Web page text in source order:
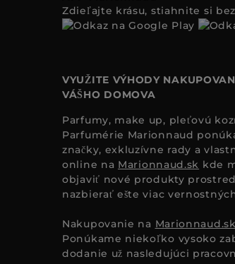
Zdieľajte krásu, stiahnite si
VYUŽITE VÝHODY
VÁŠHO DOMOVA
Parfumy, make up, pleťovú
Parfumérie Marionnaud
značky, exkluzívne rady a
online na Marionnaud.sk kde
objaviť nové produkty
nazbierať ešte viac
Nakupovanie na Marionnaud.sk
Ponúkame niekoľko vysoko
dodanie už nasledujúci